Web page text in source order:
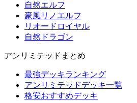
自然エルフ
豪風リノエルフ
リオードロイヤル
自然ドラゴン
アンリミテッドまとめ
最強デッキランキング
アンリミテッドデッキ一覧
格安おすすめデッキ